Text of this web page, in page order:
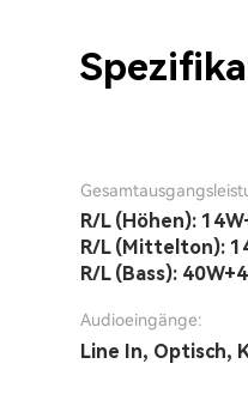
R/L (Höhen):
R/L (Mittelton):
R/L (Bass):
Audioeingänge:
Line In, Optisch,